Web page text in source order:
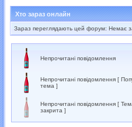
Хто зараз онлайн
Зараз переглядають цей форум: Немає
Непрочитані повідомлення
Непрочитані повідомлення [
тема ]
Непрочитані повідомлення [
закрита ]